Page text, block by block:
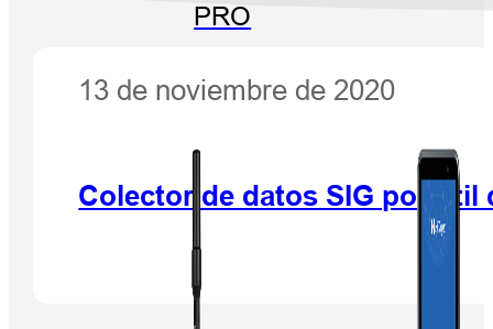
PRO
13 de noviembre de 2020
Colector de datos SIG portátil